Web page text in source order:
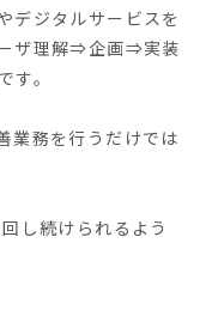
デジタルサービスを
ザ理解⇒企画⇒実装
。
業務を行うだけでは
し続けられるよう